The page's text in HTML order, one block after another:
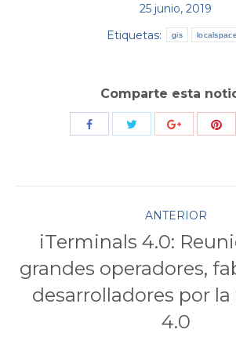
25 junio, 2019
Etiquetas:
gis localspace
Comparte esta
Compartir
Compartir Compartir
entre
publicaciones
ANTERIOR
anterior:
iTerminals 4.0:
grandes operadores,
desarrolladores por
4.0